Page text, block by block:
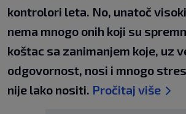
kontrolori leta. No, unatoč
nema mnogo onih koji su
koštac sa zanimanjem koje, uz
odgovornost, nosi i mnogo
nije lako nositi. Pročitaj više